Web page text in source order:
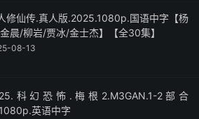
修仙传.真人版.2025.1080p.国语中字【杨
晨/柳岩/贾冰/金士杰】【全30集】
08-13
科幻恐怖.梅根2.M3GAN.1-2部合
英语中字